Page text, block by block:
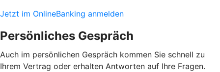
Jetzt im OnlineBanking anmelden
Persönliches Gespräch
Auch im persönlichen Gespräch kommen Sie schnell zu
Ihrem Vertrag oder erhalten Antworten auf Ihre Fragen.